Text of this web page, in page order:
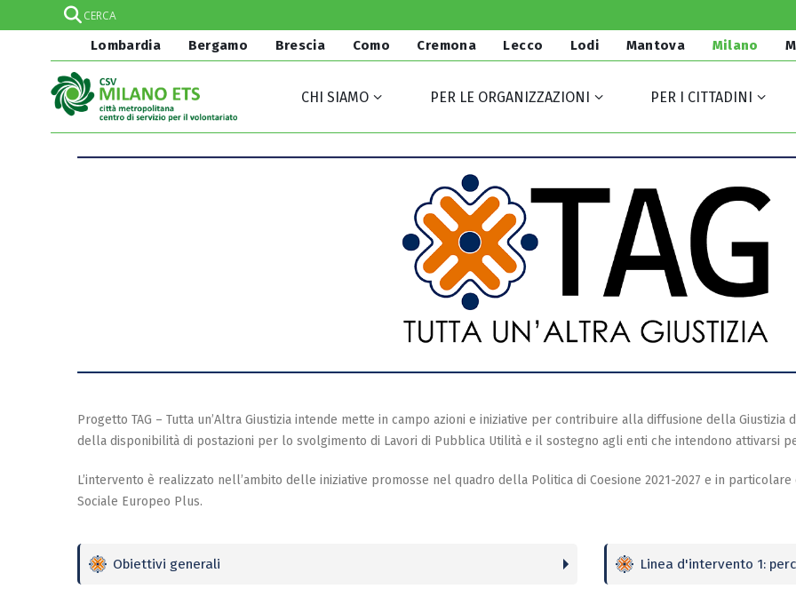
Lombardia Bergamo Brescia Como Cremona Lecco Lodi Mantova Milano
CHI SIAMO PER LE ORGANIZZAZIONI PER I CITTADINI
Progetto TAG – Tutta un’Altra Giustizia intende mette in campo azioni e iniziative per contribuire alla diffusione della Giustizia
della disponibilità di postazioni per lo svolgimento di Lavori di Pubblica Utilità e il sostegno agli enti che intendono attivarsi
L’intervento è realizzato nell’ambito delle iniziative promosse nel quadro della Politica di Coesione 2021-2027 e in
Sociale Europeo Plus.
Obiettivi generali Linea d'intervento 1: